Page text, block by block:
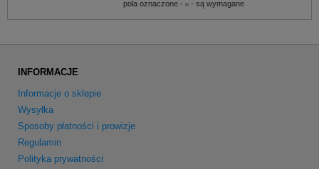
pola oznaczone - - są wymagane
INFORMACJE
Informacje o sklepie
Wysyłka
Sposoby płatności i prowizje
Regulamin
Polityka prywatności